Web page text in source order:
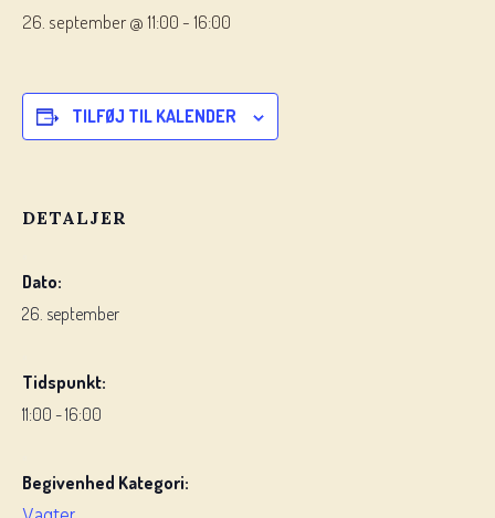
26. september @ 11:00 -16:00
TILFØJ TIL KALENDER
DETALJER
Dato:
26. september
Tidspunkt:
11:00 - 16:00
Begivenhed Kategori: